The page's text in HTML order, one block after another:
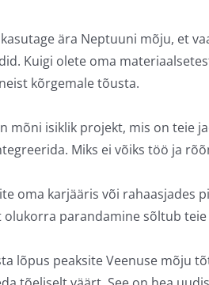
ära Neptuuni mõju, et
Kuigi olete oma
kõrgemale tõusta.
mõni isiklik projekt, mis on teie
Miks ei võiks töö ja
oma karjääris või rahaasjades
olukorra parandamine sõltub
lõpus peaksite Veenuse mõju